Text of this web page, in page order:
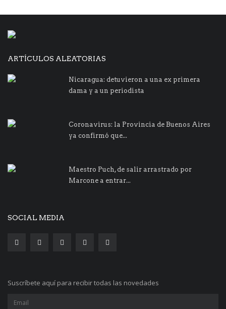
ARTÍCULOS ALEATORIAS
Nicaragua: detuvieron a una ex primera
dama y a un periodista
Coronavirus: la Provincia de Buenos Aires
ya confirmó que...
Maestro Puch, de salir arrastrado por
Marcone a entrar...
SOCIAL MEDIA
Suscríbete aquí para recibir todas las novedades